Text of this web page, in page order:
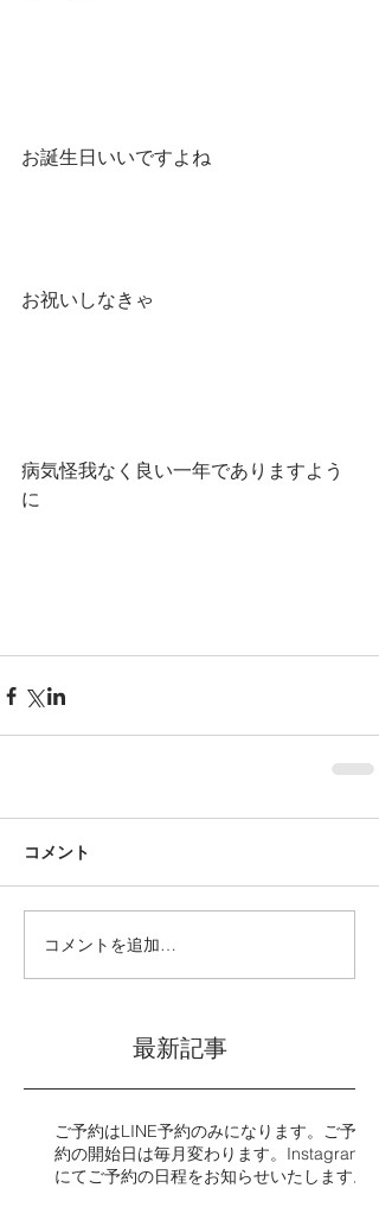
お誕生日いいですよね
お祝いしなきゃ
病気怪我なく良い一年でありますよう
に
コメント
コメントを追加…
最新記事
ご予約はLINE予約のみになります。ご予
約の開始日は毎月変わります。Instagram
にてご予約の日程をお知らせいたします。​​